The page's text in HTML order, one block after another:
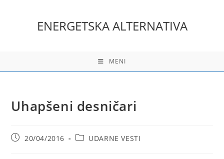
ENERGETSKA ALTERNATIVA
MENI
Uhapšeni desničari
Post20/04/2016
PostUDARNE VESTI